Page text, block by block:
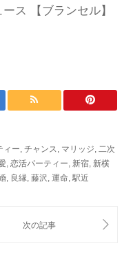
ス 【ブランセル】
ィー チャンス マリッジ
二次
恋活パーティー 新宿 新横
良縁 藤沢 運命 駅近